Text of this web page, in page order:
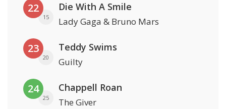
22
15
Die With A Smile
Lady Gaga & Bruno Mars
23
20
Teddy Swims
Guilty
24
25
Chappell Roan
The Giver